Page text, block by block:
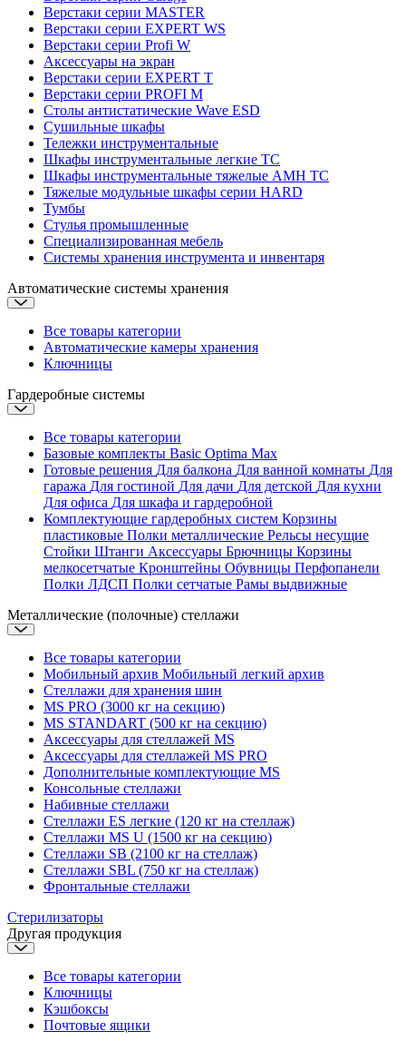
Верстаки серии MASTER
Верстаки серии EXPERT WS
Верстаки серии Profi W
Аксессуары на экран
Верстаки серии EXPERT T
Верстаки серии PROFI M
Столы антистатические Wave ESD
Cушильные шкафы
Тележки инструментальные
Шкафы инструментальные легкие ТС
Шкафы инструментальные тяжелые AMH TC
Тяжелые модульные шкафы серии HARD
Тумбы
Стулья промышленные
Cпециализированная мебель
Системы хранения инструмента и инвентаря
Автоматические системы хранения
Все товары категории
Автоматические камеры хранения
Ключницы
Гардеробные системы
Все товары категории
Базовые комплекты Basic Optima Max
Готовые решения Для балкона Для ванной комнаты Для
гаража Для гостиной Для дачи Для детской Для кухни
Для офиса Для шкафа и гардеробной
Комплектующие гардеробных систем Корзины
пластиковые Полки металлические Рельсы несущие
Стойки Штанги Аксессуары Брючницы Корзины
мелкосетчатые Кронштейны Обувницы Перфопанели
Полки ЛДСП Полки сетчатые Рамы выдвижные
Металлические (полочные) стеллажи
Все товары категории
Мобильный архив Мобильный легкий архив
Стеллажи для хранения шин
MS PRO (3000 кг на секцию)
MS STANDART (500 кг на секцию)
Аксессуары для стеллажей MS
Аксессуары для стеллажей MS PRO
Дополнительные комплектующие MS
Консольные стеллажи
Набивные стеллажи
Стеллажи ES легкие (120 кг на стеллаж)
Стеллажи MS U (1500 кг на секцию)
Стеллажи SB (2100 кг на стеллаж)
Стеллажи SBL (750 кг на стеллаж)
Фронтальные стеллажи
Стерилизаторы
Другая продукция
Все товары категории
Ключницы
Кэшбоксы
Почтовые ящики